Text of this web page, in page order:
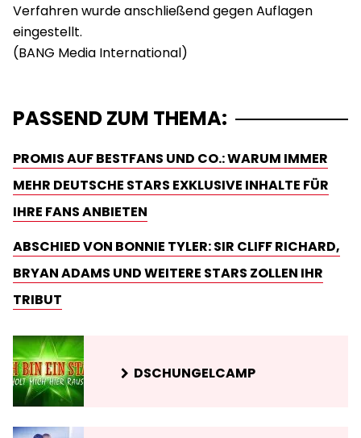
Verfahren wurde anschließend gegen Auflagen
eingestellt.
PASSEND ZUM THEMA:
PROMIS AUF BESTFANS UND CO.: WARUM IMMER
MEHR DEUTSCHE STARS EXKLUSIVE INHALTE FÜR
IHRE FANS ANBIETEN
ABSCHIED VON BONNIE TYLER: SIR CLIFF RICHARD,
BRYAN ADAMS UND WEITERE STARS ZOLLEN IHR
TRIBUT
DSCHUNGELCAMP